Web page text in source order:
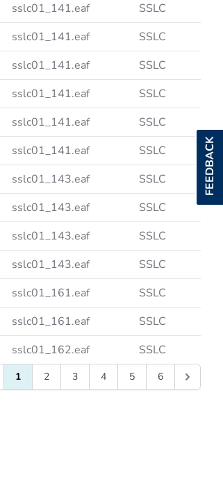
sslc01_141.eaf
SSLC
sslc01_141.eaf
SSLC
sslc01_141.eaf
SSLC
sslc01_141.eaf
SSLC
sslc01_141.eaf
SSLC
sslc01_141.eaf
SSLC
sslc01_143.eaf
SSLC
sslc01_143.eaf
SSLC
sslc01_143.eaf
SSLC
sslc01_143.eaf
SSLC
sslc01_161.eaf
SSLC
sslc01_161.eaf
SSLC
sslc01_162.eaf SSLC
1 2 3 4 5 6
FEEDBACK